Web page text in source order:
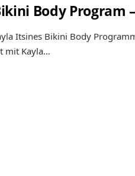
Body Program
Itsines Bikini Body
mit Kayla…